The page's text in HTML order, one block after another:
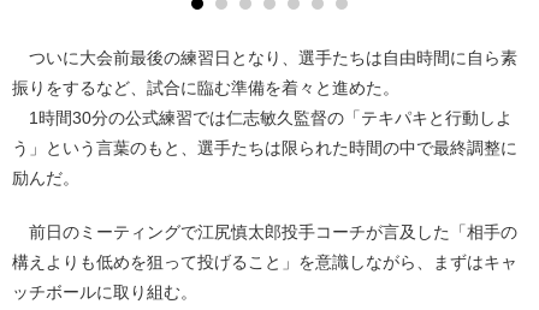
ついに大会前最後の練習日となり、選手たちは自由時間に自ら素
振りをするなど、試合に臨む準備を着々と進めた。
1時間30分の公式練習では仁志敏久監督の「テキパキと行動しよ
う」という言葉のもと、選手たちは限られた時間の中で最終調整に
励んだ。
前日のミーティングで江尻慎太郎投手コーチが言及した「相手の
構えよりも低めを狙って投げること」を意識しながら、まずはキャ
ッチボールに取り組む。